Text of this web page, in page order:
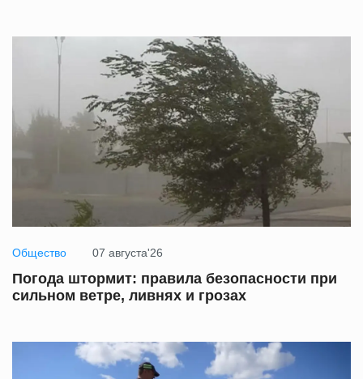
Общество 07 августа'26
Погода штормит: правила безопасности при
сильном ветре, ливнях и грозах